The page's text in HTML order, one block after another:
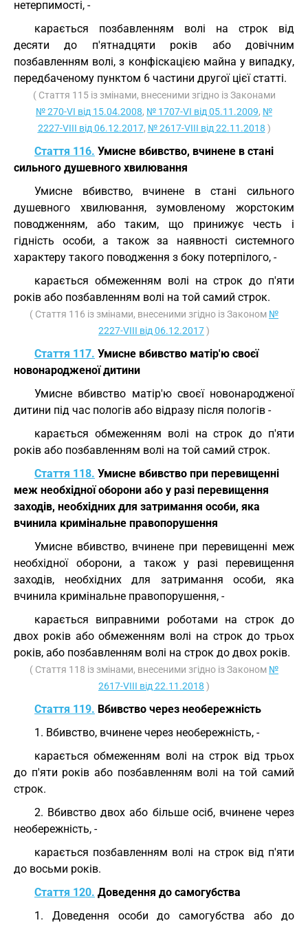
нетерпимості, -
карається позбавленням волі на строк від
десяти до п'ятнадцяти років або довічним
позбавленням волі, з конфіскацією майна у випадку,
передбаченому пунктом 6 частини другої цієї статті.
( Стаття 115 із змінами, внесеними згідно із Законами
№ 270-VI від 15.04.2008, № 1707-VI від 05.11.2009, №
2227-VIII від 06.12.2017, № 2617-VIII від 22.11.2018 )
Стаття 116. Умисне вбивство, вчинене в стані
сильного душевного хвилювання
Умисне вбивство, вчинене в стані сильного
душевного хвилювання, зумовленому жорстоким
поводженням, або таким, що принижує честь і
гідність особи, а також за наявності системного
характеру такого поводження з боку потерпілого, -
карається обмеженням волі на строк до п'яти
років або позбавленням волі на той самий строк.
( Стаття 116 із змінами, внесеними згідно із Законом №
2227-VIII від 06.12.2017)
Стаття 117. Умисне вбивство матір'ю своєї
новонародженої дитини
Умисне вбивство матір'ю своєї новонародженої
дитини під час пологів або відразу після пологів -
карається обмеженням волі на строк до п'яти
років або позбавленням волі на той самий строк.
Стаття 118. Умисне вбивство при перевищенні
меж необхідної оборони або у разі перевищення
заходів, необхідних для затримання особи, яка
вчинила кримінальне правопорушення
Умисне вбивство, вчинене при перевищенні меж
необхідної оборони, а також у разі перевищення
заходів, необхідних для затримання особи, яка
вчинила кримінальне правопорушення, -
карається виправними роботами на строк до
двох років або обмеженням волі на строк до трьох
років, або позбавленням волі на строк до двох років.
( Стаття 118 із змінами, внесеними згідно із Законом №
2617-VIII від 22.11.2018 )
Стаття 119. Вбивство через необережність
1. Вбивство, вчинене через необережність, -
карається обмеженням волі на строк від трьох
до п'яти років або позбавленням волі на той самий
строк.
2. Вбивство двох або більше осіб, вчинене через
необережність, -
карається позбавленням волі на строк від п'яти
до восьми років.
Стаття 120. Доведення до самогубства
1. Доведення особи до самогубства або до